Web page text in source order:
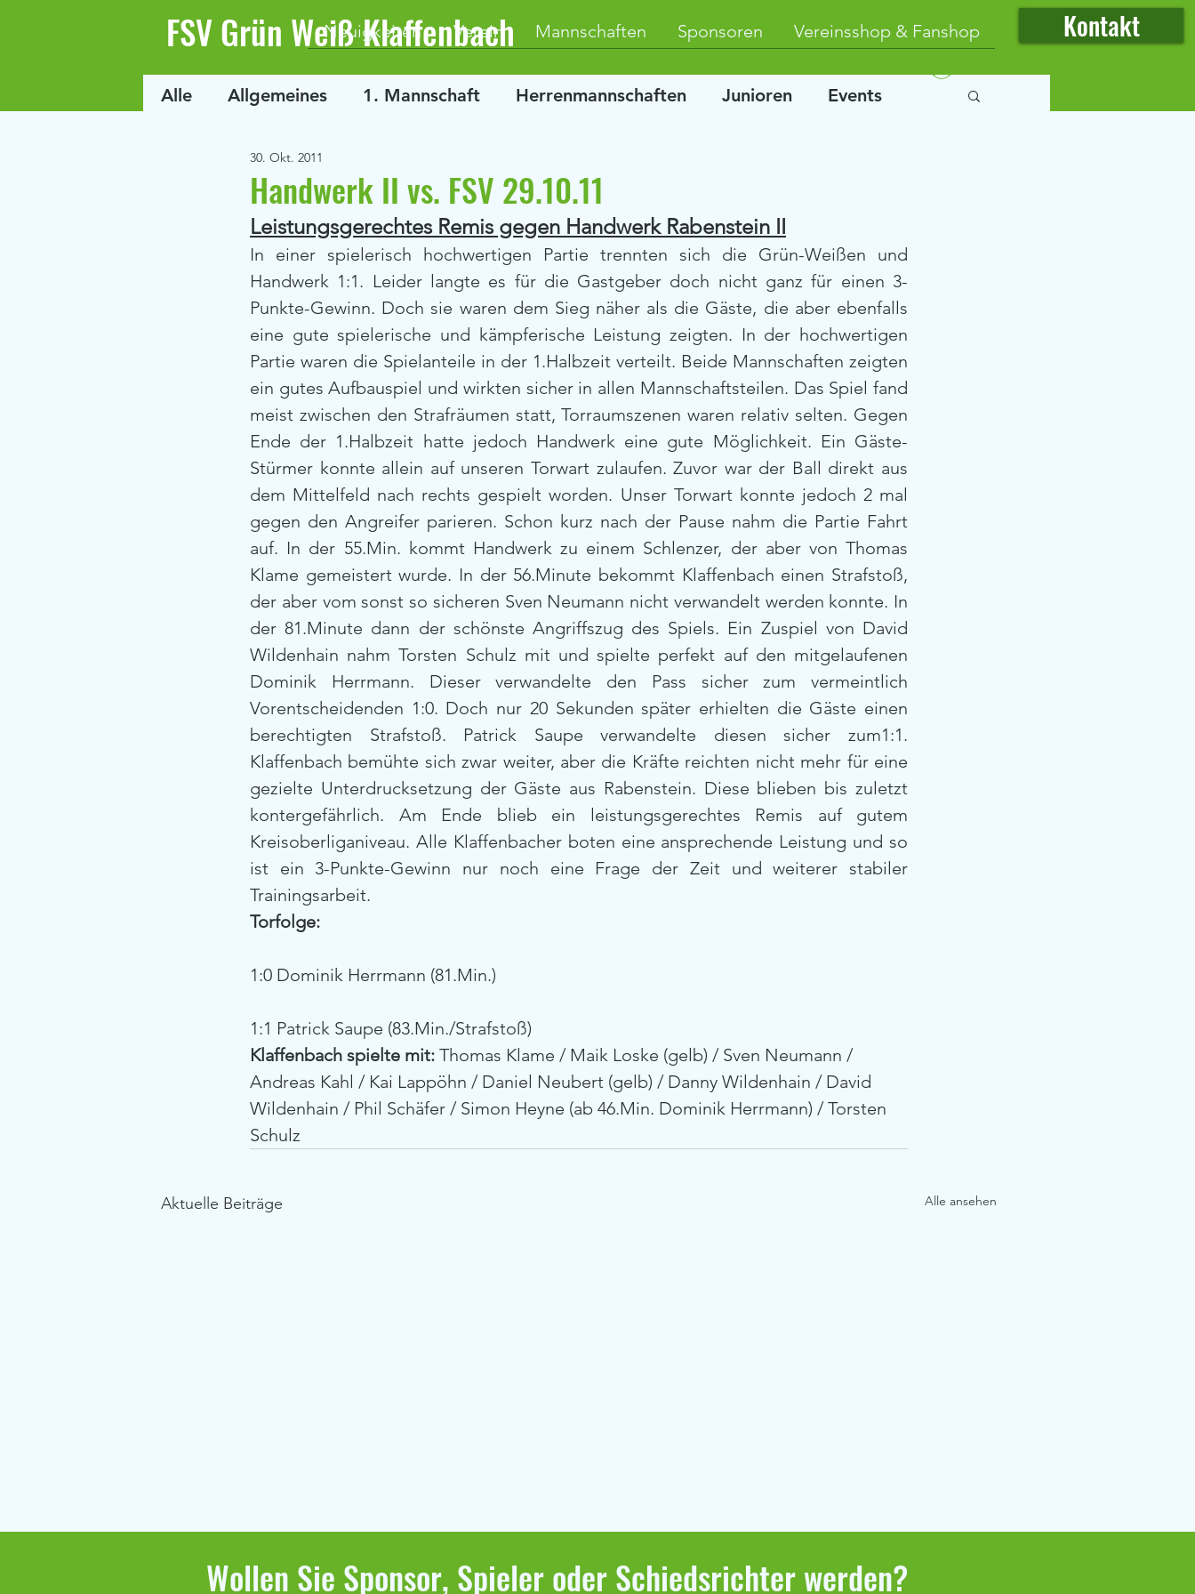
FSV Grün Weiß Klaffenbach
Neuigkeiten Verein Mannschaften Sponsoren Vereinsshop & Fanshop Kontakt
Alle
Allgemeines 1. Mannschaft Herrenmannschaften Junioren Events
Handwerk II vs. FSV 29.10.11
30. Okt. 2011
Leistungsgerechtes Remis gegen Handwerk Rabenstein II
In einer spielerisch hochwertigen Partie trennten sich die Grün-Weißen und
Handwerk 1:1. Leider langte es für die Gastgeber doch nicht ganz für einen 3-
Punkte-Gewinn. Doch sie waren dem Sieg näher als die Gäste, die aber ebenfalls
eine gute spielerische und kämpferische Leistung zeigten. In der hochwertigen
Partie waren die Spielanteile in der 1.Halbzeit verteilt. Beide Mannschaften zeigten
ein gutes Aufbauspiel und wirkten sicher in allen Mannschaftsteilen. Das Spiel fand
meist zwischen den Strafräumen statt, Torraumszenen waren relativ selten. Gegen
Ende der 1.Halbzeit hatte jedoch Handwerk eine gute Möglichkeit. Ein Gäste-
Stürmer konnte allein auf unseren Torwart zulaufen. Zuvor war der Ball direkt aus
dem Mittelfeld nach rechts gespielt worden. Unser Torwart konnte jedoch 2 mal
gegen den Angreifer parieren. Schon kurz nach der Pause nahm die Partie Fahrt
auf. In der 55.Min. kommt Handwerk zu einem Schlenzer, der aber von Thomas
Klame gemeistert wurde. In der 56.Minute bekommt Klaffenbach einen Strafstoß,
der aber vom sonst so sicheren Sven Neumann nicht verwandelt werden konnte. In
der 81.Minute dann der schönste Angriffszug des Spiels. Ein Zuspiel von David
Wildenhain nahm Torsten Schulz mit und spielte perfekt auf den mitgelaufenen
Dominik Herrmann. Dieser verwandelte den Pass sicher zum vermeintlich
Vorentscheidenden 1:0. Doch nur 20 Sekunden später erhielten die Gäste einen
berechtigten Strafstoß. Patrick Saupe verwandelte diesen sicher zum1:1.
Klaffenbach bemühte sich zwar weiter, aber die Kräfte reichten nicht mehr für eine
gezielte Unterdrucksetzung der Gäste aus Rabenstein. Diese blieben bis zuletzt
kontergefährlich. Am Ende blieb ein leistungsgerechtes Remis auf gutem
Kreisoberliganiveau. Alle Klaffenbacher boten eine ansprechende Leistung und so
ist ein 3-Punkte-Gewinn nur noch eine Frage der Zeit und weiterer stabiler
Trainingsarbeit.
Torfolge:
1:0 Dominik Herrmann (81.Min.)
1:1 Patrick Saupe (83.Min./Strafstoß)
Klaffenbach spielte mit: Thomas Klame / Maik Loske (gelb) / Sven Neumann /
Andreas Kahl / Kai Lappöhn / Daniel Neubert (gelb) / Danny Wildenhain / David
Wildenhain / Phil Schäfer / Simon Heyne (ab 46.Min. Dominik Herrmann) / Torsten
Schulz
Aktuelle Beiträge Alle ansehen
Wollen Sie Sponsor, Spieler oder Schiedsrichter werden?